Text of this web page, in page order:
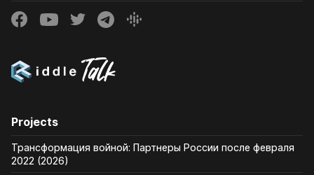
Projects
Трансформация войной: Партнеры России после февраля
2022 (2026)